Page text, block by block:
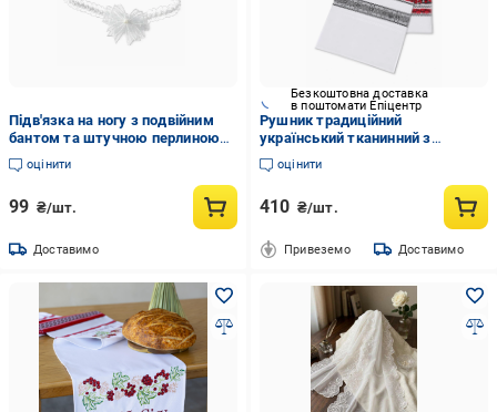
Підв'язка на ногу з подвійним
бантом та штучною перлиною
Білий (3000004651)
оцінити
99 ₴/шт.
Доставимо
Безкоштовна доставка
в поштомати Епіцентр
Рушник традиційний
український тканинний з
червоно-чорним орнаментом
39х160 см (91155)
оцінити
410 ₴/шт.
Привеземо Доставимо